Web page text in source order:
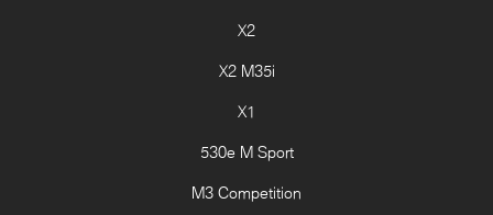
X2
X2 M35i
X1
530e M Sport
M3 Competition